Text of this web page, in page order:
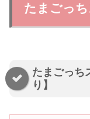
たまごっ
たまごっち
り】